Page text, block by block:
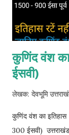
कुणिंद वंश
ईसवी)
लेखक: देवभूमि
कुणिंद वंश का
300 ईसवी)